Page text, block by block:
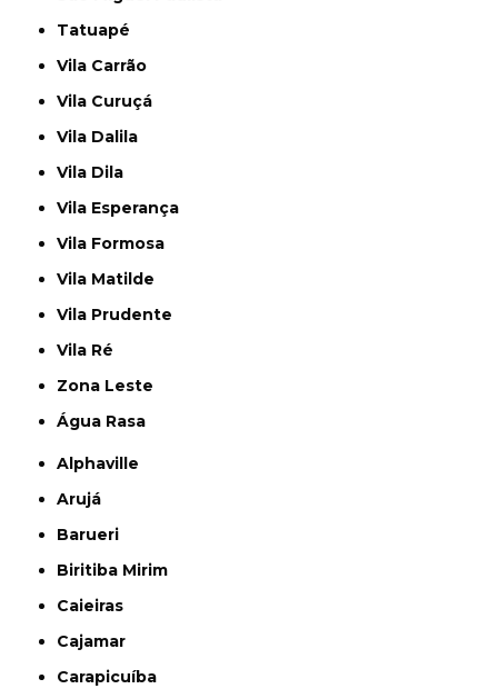
Tatuapé
Vila Carrão
Vila Curuçá
Vila Dalila
Vila Dila
Vila Esperança
Vila Formosa
Vila Matilde
Vila Prudente
Vila Ré
Zona Leste
Água Rasa
Alphaville
Arujá
Barueri
Biritiba Mirim
Caieiras
Cajamar
Carapicuíba